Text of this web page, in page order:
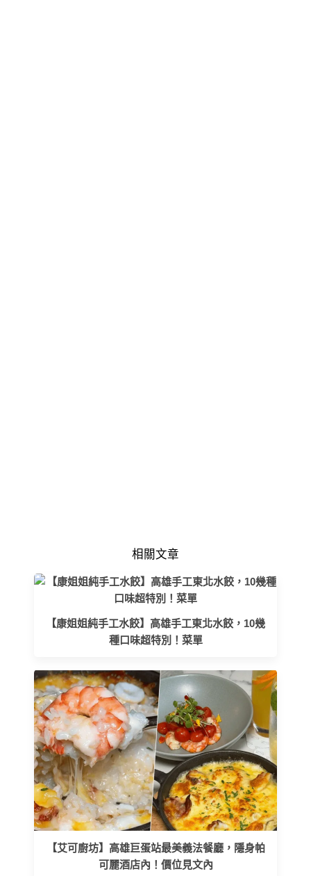
相關文章
【康姐姐純手工水餃】高雄手工東北水餃，10幾
種口味超特別！菜單
【艾可廚坊】高雄巨蛋站最美義法餐廳，隱身帕
可麗酒店內！價位見文內